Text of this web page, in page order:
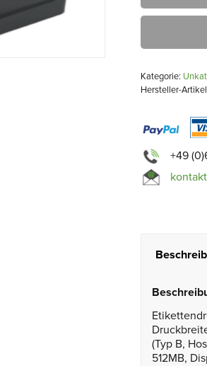
Kategorie:
Hersteller-
+49
(Typ B,
512MB,